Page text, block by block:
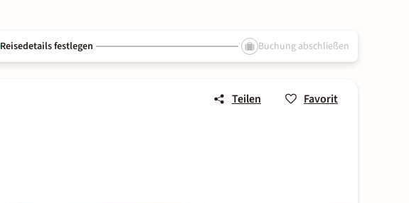
Reisedetails festlegen Buchung abschließen
Teilen Favorit